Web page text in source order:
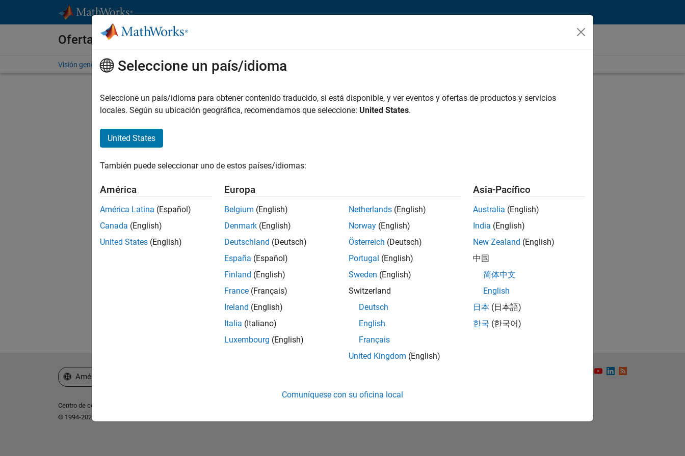
Ofertas de empleo en MathWorks
Visión general Búsqueda de empleo Oficinas locales Estudiantes y nuevas carreras
Enviar solicitud
Dirección de correo electrónico
Contraseña
Crear cuenta
Seleccione un país/idioma
Seleccione un país/idioma para obtener contenido traducido, si está disponible, y ver eventos y ofertas de productos y servicios
locales. Según su ubicación geográfica, recomendamos que seleccione: United States.
United States
También puede seleccionar uno de estos países/idiomas:
América
América Latina (Español)
Canada (English)
United States (English)
Europa
Belgium (English)
Denmark (English)
Deutschland (Deutsch)
España (Español)
Finland (English)
France (Français)
Ireland (English)
Italia (Italiano)
Luxembourg (English)
Netherlands (English)
Norway (English)
Österreich (Deutsch)
Portugal (English)
Sweden (English)
Switzerland
Deutsch
English
Français
United Kingdom (English)
Asia-Pacífico
Australia (English)
India (English)
New Zealand (English)
中国
简体中文
English
日本 (日本語)
한국 (한국어)
Comuníquese con su oficina local
Seleccione un país/idioma
América Latina
Centro de confianza
© 1994-2026 The MathWorks, Inc.